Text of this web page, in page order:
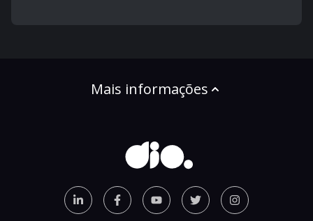
Mais informações